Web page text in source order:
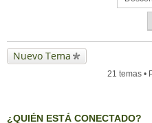
Nuevo Tema
21 temas •
¿QUIÉN ESTÁ CONECTADO?